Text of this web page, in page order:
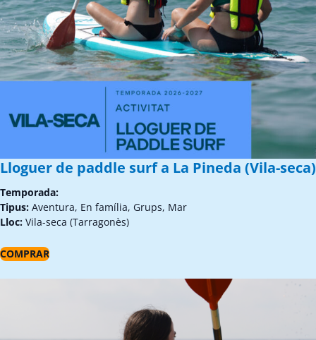
Lloguer de paddle surf a La Pineda (Vila-seca)
Temporada:
Tipus: Aventura, En família, Grups, Mar
Lloc: Vila-seca (Tarragonès)
COMPRAR